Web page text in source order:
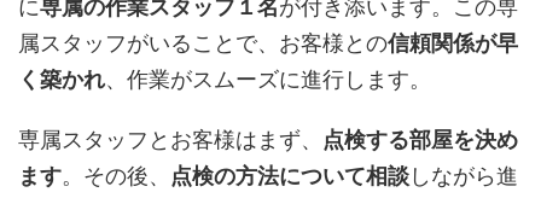
に専属の作業スタッフ１名が付き添います。この専
属スタッフがいることで、お客様との信頼関係が早
く築かれ、作業がスムーズに進行します。
専属スタッフとお客様はまず、 点検する部屋を決め
ます。その後、 点検の方法について相談しながら進